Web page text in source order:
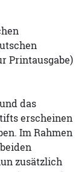
Printausgabe)
das
erscheinen
Im Rahmen
zusätzlich